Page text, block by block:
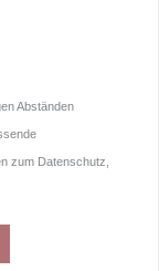
Abständen
zum Datenschutz,